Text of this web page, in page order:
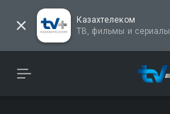
Казахтелеком
ТВ, фильмы и сериалы